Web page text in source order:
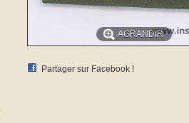
AGRANDIR
Partager sur Facebook !